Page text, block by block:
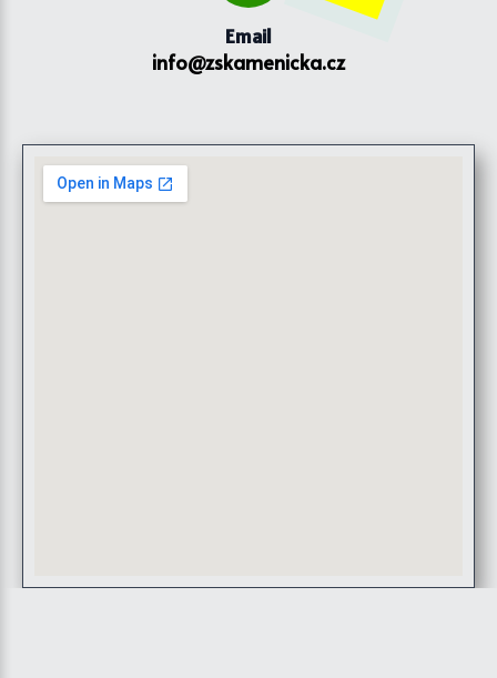
Email
info@zskamenicka.cz